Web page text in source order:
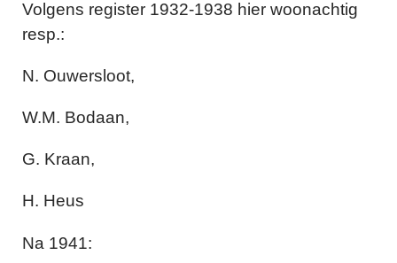
Volgens register 1932-1938 hier woonachtig
resp.:
N. Ouwersloot,
W.M. Bodaan,
G. Kraan,
H. Heus
Na 1941: